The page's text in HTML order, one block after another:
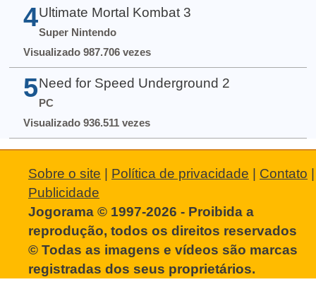
4 Ultimate Mortal Kombat 3
Super Nintendo
Visualizado 987.706 vezes
5 Need for Speed Underground 2
PC
Visualizado 936.511 vezes
Sobre o site Política de privacidade Contato
Publicidade
Jogorama © 1997-2026 - Proibida a
reprodução, todos os direitos reservados
© Todas as imagens e vídeos são marcas
registradas dos seus proprietários.